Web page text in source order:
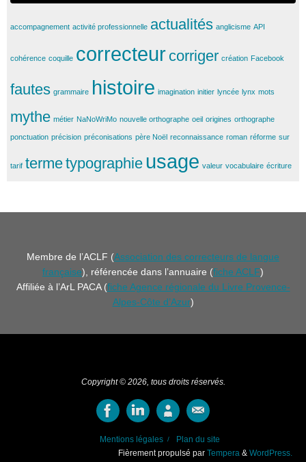
accompagnement activité professionnelle actualités anglicisme API
cohérence coquille correcteur corriger création Facebook
fautes grammaire histoire imagination initier lyncée lynx mots
mythe métier NaNoWriMo nouvelle orthographe oeil origines orthographe
ponctuation précision préconisations père Noël reconnaissance roman réforme sur
tarif termetypographie usage valeur vocabulaire écriture
Membre de l’ACLF (Association des correcteurs de langue
française), référencée dans l’annuaire (fiche ACLF)
Affiliée à l’ArL PACA (fiche Agence régionale du Livre Provence-
Alpes-Côte d’Azur)
Copyright © 2026, tous droits réservés.
Mentions légales
Plan du site
Fièrement propulsé par Tempera & WordPress.